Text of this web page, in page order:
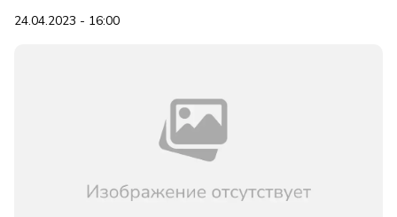
24.04.2023 - 16:00